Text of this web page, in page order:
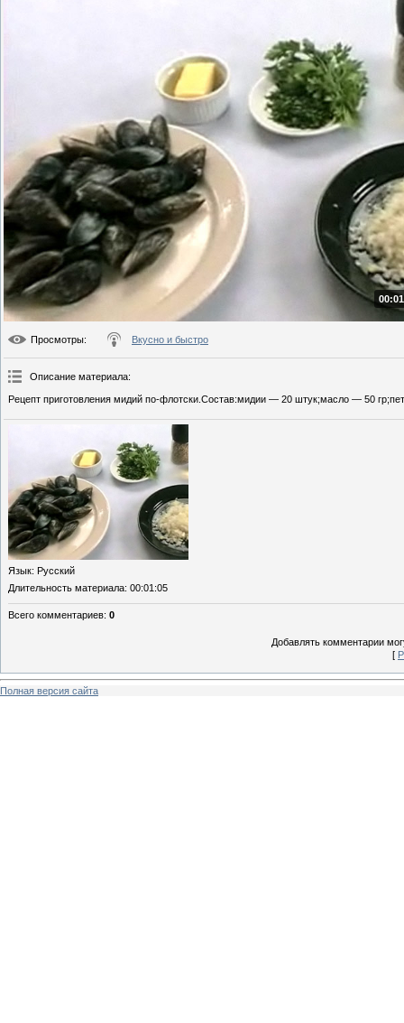
Просмотры: Вкусно и быстро
Описание материала:
Рецепт приготовления мидий по-флотски.Состав:мидии — 20 штук;масло — 50
Язык: Русский
Длительность материала: 00:01:05
Всего комментариев: 0
Добавлять комментарии
[
Полная версия сайта